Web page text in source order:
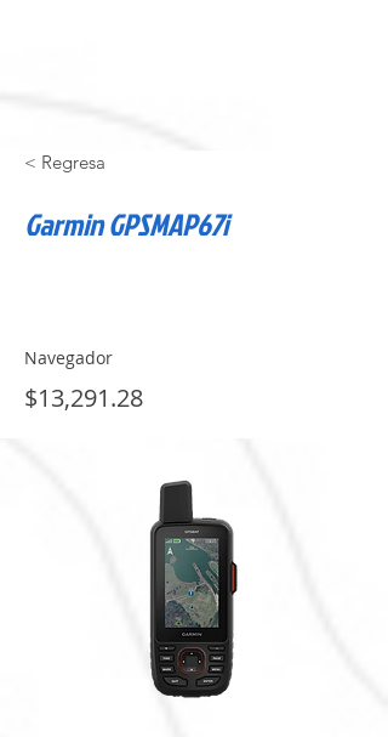
< Regresa
Garmin GPSMAP67i
Navegador
$13,291.28